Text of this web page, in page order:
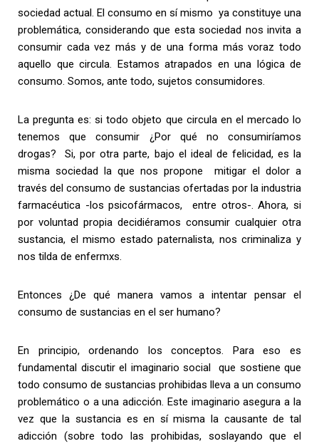
sociedad actual. El consumo en sí mismo ya constituye una
problemática, considerando que esta sociedad nos invita a
consumir cada vez más y de una forma más voraz todo
aquello que circula. Estamos atrapados en una lógica de
consumo. Somos, ante todo, sujetos consumidores.
La pregunta es: si todo objeto que circula en el mercado lo
tenemos que consumir ¿Por qué no consumiríamos
drogas? Si, por otra parte, bajo el ideal de felicidad, es la
misma sociedad la que nos propone mitigar el dolor a
través del consumo de sustancias ofertadas por la industria
farmacéutica -los psicofármacos, entre otros-. Ahora, si
por voluntad propia decidiéramos consumir cualquier otra
sustancia, el mismo estado paternalista, nos criminaliza y
nos tilda de enfermxs.
Entonces ¿De qué manera vamos a intentar pensar el
consumo de sustancias en el ser humano?
En principio, ordenando los conceptos. Para eso es
fundamental discutir el imaginario social que sostiene que
todo consumo de sustancias prohibidas lleva a un consumo
problemático o a una adicción. Este imaginario asegura a la
vez que la sustancia es en sí misma la causante de tal
adicción (sobre todo las prohibidas, soslayando que el